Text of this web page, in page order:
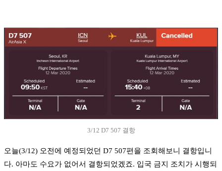
3/12 D7 507 결항
오늘(3/12) 오전에 예정되었던 D7 507편을 조회해보니 결항입니
다. 아마도 수요가 없어서 결항되었겠죠. 입국 금지 조치가 시행되